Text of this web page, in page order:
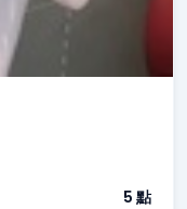
5 點